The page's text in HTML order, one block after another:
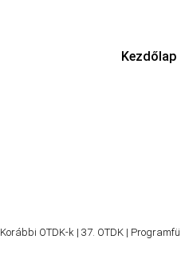
Kezdőlap
Korábbi OTDK-k | 37. OTDK |